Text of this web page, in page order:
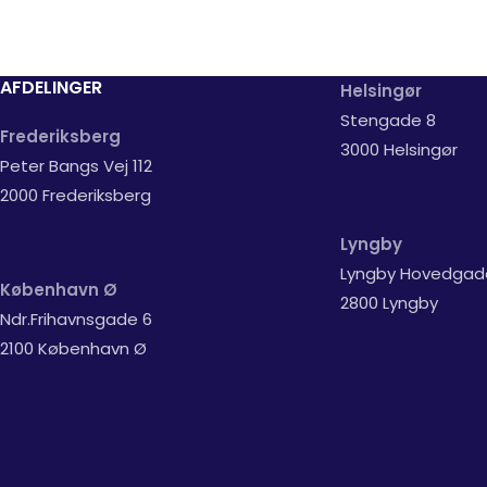
AFDELINGER
Frederiksberg
Peter Bangs Vej 112
2000 Frederiksberg
København Ø
Ndr.Frihavnsgade 6
2100 København Ø
Helsingør
Stengade 8
3000 Helsingør
Lyngby
Lyngby
2800 Lyngby